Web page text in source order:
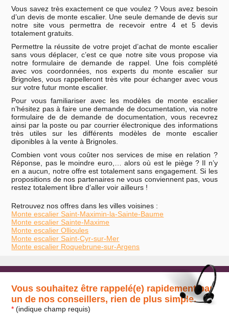
Vous savez très exactement ce que voulez ? Vous avez besoin
d’un devis de monte escalier. Une seule demande de devis sur
notre site vous permettra de recevoir entre 4 et 5 devis
totalement gratuits.
Permettre la réussite de votre projet d’achat de monte escalier
sans vous déplacer, c’est ce que notre site vous propose via
notre formulaire de demande de rappel. Une fois complété
avec vos coordonnées, nos experts du monte escalier sur
Brignoles, vous rappelleront très vite pour échanger avec vous
sur votre futur monte escalier.
Pour vous familiariser avec les modèles de monte escalier
n’hésitez pas à faire une demande de documentation, via notre
formulaire de de demande de documentation, vous recevrez
ainsi par la poste ou par courrier électronique des informations
très utiles sur les différents modèles de monte escalier
diponibles à la vente à Brignoles.
Combien vont vous coûter nos services de mise en relation ?
Réponse, pas le moindre euro,… alors où est le piège ? Il n’y
en a aucun, notre offre est totalement sans engagement. Si les
propositions de nos partenaires ne vous conviennent pas, vous
restez totalement libre d’aller voir ailleurs !
Retrouvez nos offres dans les villes voisines :
Monte escalier Saint-Maximin-la-Sainte-Baume
Monte escalier Sainte-Maxime
Monte escalier Ollioules
Monte escalier Saint-Cyr-sur-Mer
Monte escalier Roquebrune-sur-Argens
Vous souhaitez être rappelé(e) rapidement par
un de nos conseillers, rien de plus simple.
* (indique champ requis)